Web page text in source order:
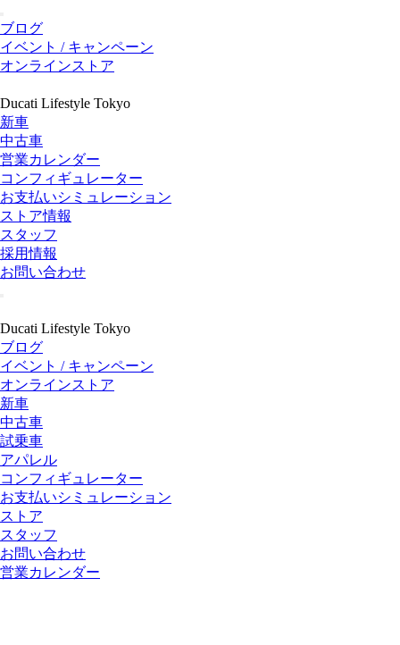
ブログ
イベント / キャンペーン
オンラインストア
Ducati Lifestyle Tokyo
新車
中古車
営業カレンダー
コンフィギュレーター
お支払いシミュレーション
ストア情報
スタッフ
採用情報
お問い合わせ
Ducati Lifestyle Tokyo
ブログ
イベント / キャンペーン
オンラインストア
新車
中古車
試乗車
アパレル
コンフィギュレーター
お支払いシミュレーション
ストア
スタッフ
お問い合わせ
営業カレンダー